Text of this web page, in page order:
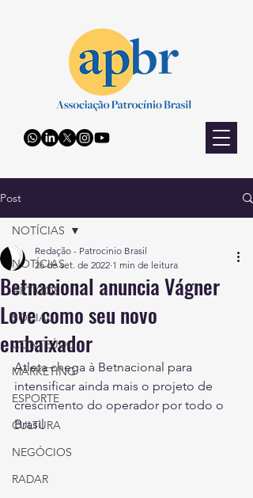
Post
NOTÍCIAS
ARTIGOS
SOCIAL
CONTEÚDO
MARKETING
ESPORTE
CULTURA
NEGÓCIOS
RADAR
NOTÍCIAS
Betnacional anuncia Vágner
Love como seu novo
embaixador
Redação - Patrocinio Brasil
26 de set. de 2022 1 min de leitura
Atleta chega à Betnacional para
intensificar ainda mais o projeto de
crescimento do operador por todo o
Brasil